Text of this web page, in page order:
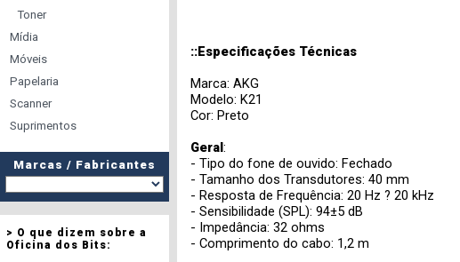
Toner
Mídia
Móveis
Papelaria
Scanner
Suprimentos
Marcas / Fabricantes
> O que dizem sobre a
Oficina dos Bits:
::Especificações Técnicas
Marca: AKG
Modelo: K21
Cor: Preto
Geral :
- Tipo do fone de ouvido: Fechado
- Tamanho dos Transdutores: 40 mm
- Resposta de Frequência: 20 Hz ? 20 kHz
- Sensibilidade (SPL): 94±5 dB
- Impedância: 32 ohms
- Comprimento do cabo: 1,2 m